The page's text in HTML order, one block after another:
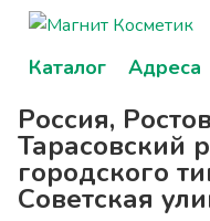
Каталог Адреса
Россия,
Тарасовский
городского
Советская